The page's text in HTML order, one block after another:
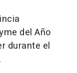
del Año
durante el